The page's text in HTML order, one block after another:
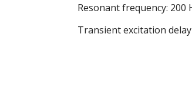
Resonant frequency: 200
Transient excitation